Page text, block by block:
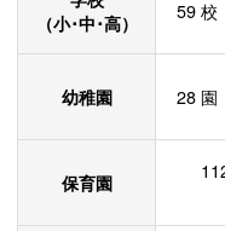
（小･中･高）
59 校
幼稚園 28 園
保育園